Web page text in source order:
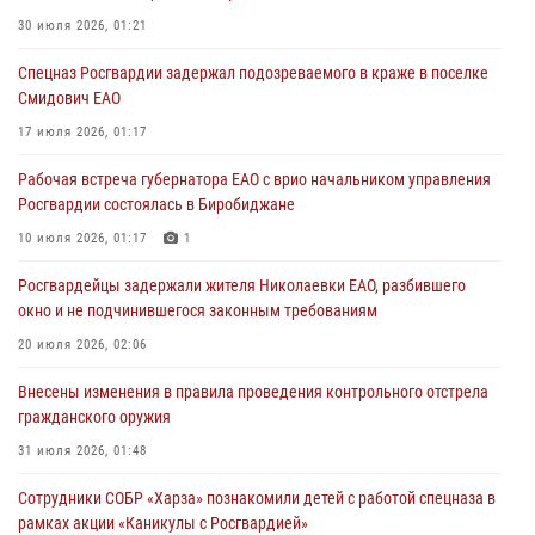
мировой войне 1914-1918 годов
Внесены изменения в правила проведения контрольного отстрела
гражданского оружия
Правила приобретения нарезного оружия изменены: минимальный
стаж владения сокращён до трёх лет
30 июля 2026, 01:21
Спецназ Росгвардии задержал подозреваемого в краже в поселке
Смидович ЕАО
17 июля 2026, 01:17
Рабочая встреча губернатора ЕАО с врио начальником управления
Росгвардии состоялась в Биробиджане
10 июля 2026, 01:17 1
Росгвардейцы задержали жителя Николаевки ЕАО, разбившего
окно и не подчинившегося законным требованиям
20 июля 2026, 02:06
Внесены изменения в правила проведения контрольного отстрела
гражданского оружия
31 июля 2026, 01:48
Сотрудники СОБР «Харза» познакомили детей с работой спецназа в
рамках акции «Каникулы с Росгвардией»